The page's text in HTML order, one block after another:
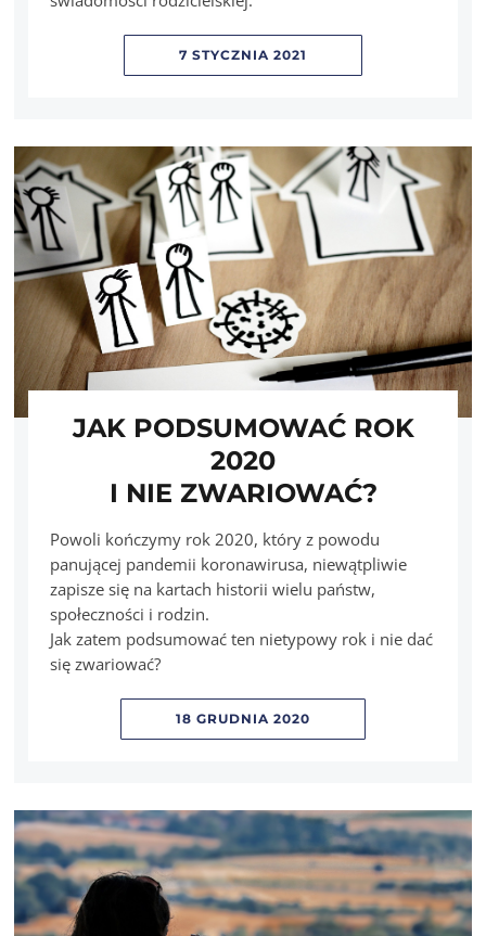
7 STYCZNIA 2021
JAK PODSUMOWAĆ ROK
2020
I NIE ZWARIOWAĆ?
Powoli kończymy rok 2020, który z powodu
panującej pandemii koronawirusa, niewątpliwie
zapisze się na kartach historii wielu państw,
społeczności i rodzin.
Jak zatem podsumować ten nietypowy rok i nie dać
się zwariować?
18 GRUDNIA 2020